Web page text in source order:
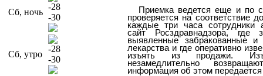
Сб, ночь
-28
-30
Сб, утро
-28
-30
Приемка ведется еще и по
проверяется на соответствие
каждые три часа сотрудники
сайт Росздравнадзора, где
выявленные забракованные и
лекарства и где оперативно
изъять из продажи.
незамедлительно
информация об этом